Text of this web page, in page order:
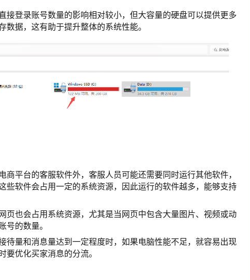
接登录账号数量的影响相对较小，但大容量的硬盘可以提供更多
数据，这有助于提升整体的系统性能。
商平台的客服软件外，客服人员可能还需要同时运行其他软件，
些软件会占用一定的系统资源，因此运行的软件越多，能够支持
页也会占用系统资源，尤其是当网页中包含大量图片、视频或动
号的数量。
待量和消息量达到一定程度时，如果电脑性能不足，就容易出现
要优化买家消息的分流。